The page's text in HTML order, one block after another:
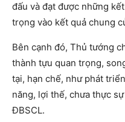
đấu và đạt được những
trọng vào kết quả chung
Bên cạnh đó, Thủ tướng
thành tựu quan trọng,
tại, hạn chế, như phát
năng, lợi thế, chưa thực
ĐBSCL.